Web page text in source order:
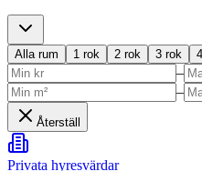
Alla rum 1 rok 2 rok 3 rok
–
–
Återställ
Privata hyresvärdar